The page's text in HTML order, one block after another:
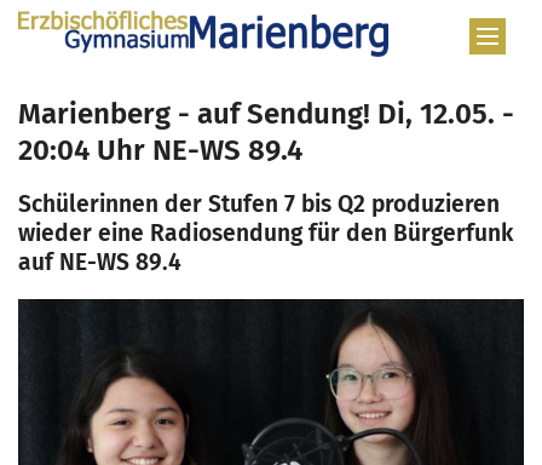
Zum Inhalt springen
Marienberg - auf Sendung! Di, 12.05. -
20:04 Uhr NE-WS 89.4
Schülerinnen der Stufen 7 bis Q2 produzieren
wieder eine Radiosendung für den Bürgerfunk
auf NE-WS 89.4